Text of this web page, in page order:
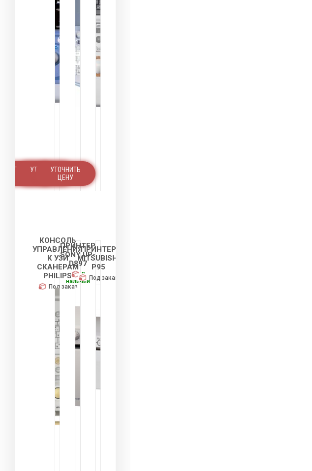
УТОЧНИТЬУТОЧНИТЬУТОЧНИТЬ
ЦЕНУ
КОНСОЛЬ
УПРАВЛЕНИЯ
К УЗИ
СКАНЕРАМ
PHILIPS
Под заказ
ПРИНТЕР
SONY UP-
D897
В
наличии
ПРИНТЕР
MITSUBISHI
P95
Под заказ